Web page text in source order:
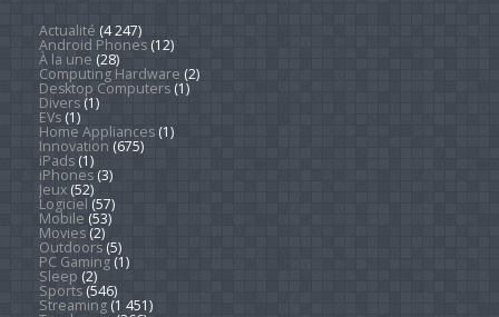
Actualité (4 247)
Android Phones(12)
À la une (28)
Computing Hardware (2)
Desktop Computers(1)
Divers(1)
EVs(1)
Home Appliances(1)
Innovation (675)
iPads(1)
iPhones(3)
Jeux(52)
Logiciel (57)
Mobile (53)
Movies(2)
Outdoors(5)
PC Gaming(1)
Sleep (2)
Sports(546)
Streaming(1 451)